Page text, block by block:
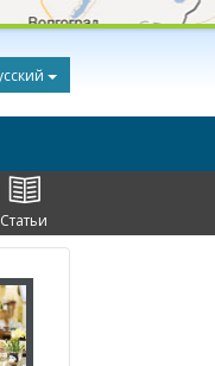
Статьи